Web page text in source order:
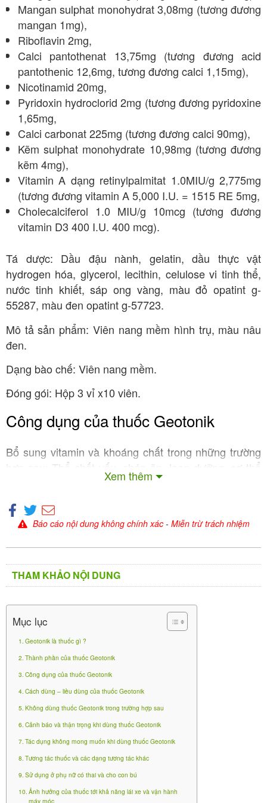
Mangan sulphat monohydrat 3,08mg (tương đương
mangan 1mg),
Riboflavin 2mg,
Calci pantothenat 13,75mg (tương đương acid
pantothenic 12,6mg, tương đương calci 1,15mg),
Nicotinamid 20mg,
Pyridoxin hydroclorid 2mg (tương đương pyridoxine
1,65mg,
Calci carbonat 225mg (tương đương calci 90mg),
Kẽm sulphat monohydrate 10,98mg (tương đương
kẽm 4mg),
Vitamin A dạng retinylpalmitat 1.0MIU/g 2,775mg
(tương đương vitamin A 5,000 I.U. = 1515 RE 5mg,
Cholecalciferol 1.0 MIU/g 10mcg (tương đương
vitamin D3 400 I.U. 400 mcg).
Tá dược: Dầu đậu nành, gelatin, dầu thực vật
hydrogen hóa, glycerol, lecithin, celulose vi tinh thể,
nước tinh khiết, sáp ong vàng, màu đỏ opatint g-
55287, màu đen opatint g-57723.
Mô tả sản phẩm: Viên nang mềm hình trụ, màu nâu
đen.
Dạng bào chế: Viên nang mềm.
Đóng gói: Hộp 3 vỉ x10 viên.
Công dụng của thuốc Geotonik
Xem thêm
Bổ sung vitamin và khoáng chất trong những trường
hợp sau: Thể chất yếu, chán ăn, loạn dưỡng, cơ thể
gầy yếu, mệt mỏi, stress, phụ nữ có thai, phụ nữ cho
Là thuốc bổ và giảm mệt mỏi trong các trường hợp
Cách dùng – liều dùng của thuốc
Geotonik
Liều dùng thông thường cho người lớn là 1 viên nang
Không dùng thuốc Geotonik trong
trường hợp sau
Lafaxor 75mg
212.500₫
Báo cáo nội dung không chính xác- Miễn trừ trách nhiệm
THAM KHẢO NỘI DUNG
Mục lục
Geotonik là thuốc gì ?
Thành phần của thuốc Geotonik
Công dụng của thuốc Geotonik
Cách dùng – liều dùng của thuốc Geotonik
Không dùng thuốc Geotonik trong trường hợp sau
Cảnh báo và thận trọng khi dùng thuốc Geotonik
Tác dụng không mong muốn khi dùng thuốc Geotonik
Tương tác thuốc và các dạng tương tác khác
Sử dụng ở phụ nữ có thai và cho con bú
Ảnh hưởng của thuốc tới khả năng lái xe và vận hành
máy móc